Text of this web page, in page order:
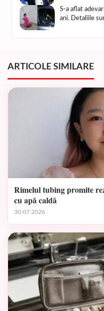
S-a aflat
ani. Detaliile
ARTICOLE SIMILARE
Rimelul tubing promite
cu apă caldă
30.07.2026